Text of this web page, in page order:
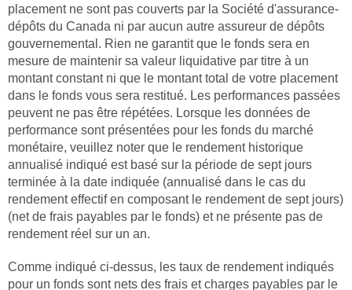
placement ne sont pas couverts par la Société d'assurance-
dépôts du Canada ni par aucun autre assureur de dépôts
gouvernemental. Rien ne garantit que le fonds sera en
mesure de maintenir sa valeur liquidative par titre à un
montant constant ni que le montant total de votre placement
dans le fonds vous sera restitué. Les performances passées
peuvent ne pas être répétées. Lorsque les données de
performance sont présentées pour les fonds du marché
monétaire, veuillez noter que le rendement historique
annualisé indiqué est basé sur la période de sept jours
terminée à la date indiquée (annualisé dans le cas du
rendement effectif en composant le rendement de sept jours)
(net de frais payables par le fonds) et ne présente pas de
rendement réel sur un an.
Comme indiqué ci-dessus, les taux de rendement indiqués
pour un fonds sont nets des frais et charges payables par le